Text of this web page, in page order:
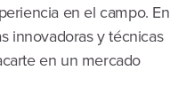
en el campo. En
innovadoras y técnicas
en un mercado